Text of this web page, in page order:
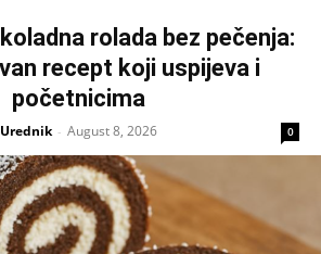
rolada bez pečenja:
recept koji uspijeva i
početnicima
Urednik - August 8, 2026 0